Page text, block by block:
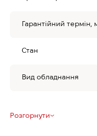
Гарантійний термін,
Стан
Вид обладнання
Розгорнути